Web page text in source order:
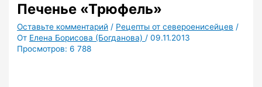
Печенье «Трюфель»
Оставьте комментарий / Рецепты от североенисейцев /
От Елена Борисова (Богданова) /09.11.2013
Просмотров: 6 788